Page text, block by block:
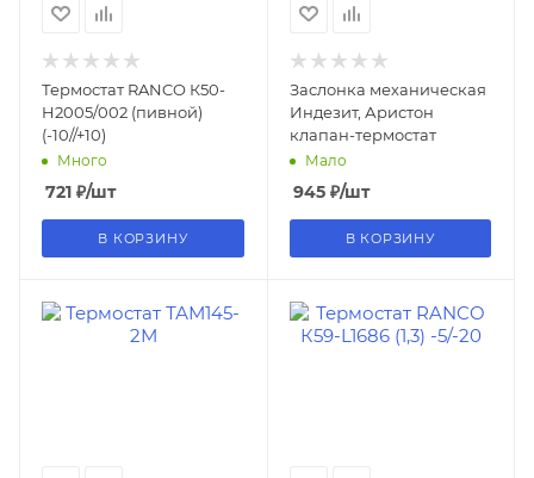
Термостат RANCO К50-
H2005/002 (пивной)
(-10//+10)
Много
721 ₽/шт
В КОРЗИНУ
Заслонка механическая
Индезит, Аристон
клапан-термостат
Мало
945₽/шт
В КОРЗИНУ